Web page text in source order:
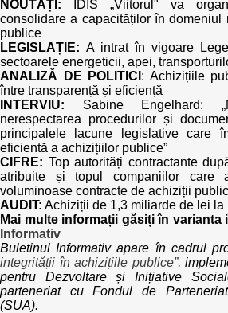
Achizițiile publice în vizorul societății
NOUTĂȚI:
IDIS „Viitorul" va
consolidare a capacităților în domeniul
publice
LEGISLAȚIE: A intrat în vigoare
sectoarele energeticii, apei,
ANALIZĂ DE POLITICI : Achizițiile
între transparență și eficiență
INTERVIU: Sabine Engelhard:
nerespectarea procedurilor și
principalele lacune legislative care
eficientă a achizițiilor publice”
CIFRE: Top autorități contractante
atribuite și topul companiilor care
voluminoase contracte de achiziții
AUDIT: Achiziții de 1,3 miliarde de lei la
Mai multe informații găsiți în varianta
Informativ
Buletinul Informativ apare în cadrul
integrității în achizițiile publice”,
pentru Dezvoltare și Inițiative
parteneriat cu Fondul de
(SUA).